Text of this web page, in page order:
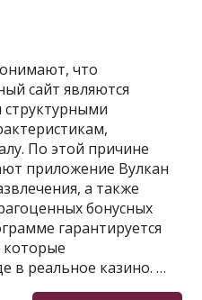
что
сайт являются
По этой причине
приложение Вулкан
а также
бонусных
гарантируется
которые
в реальное казино. …